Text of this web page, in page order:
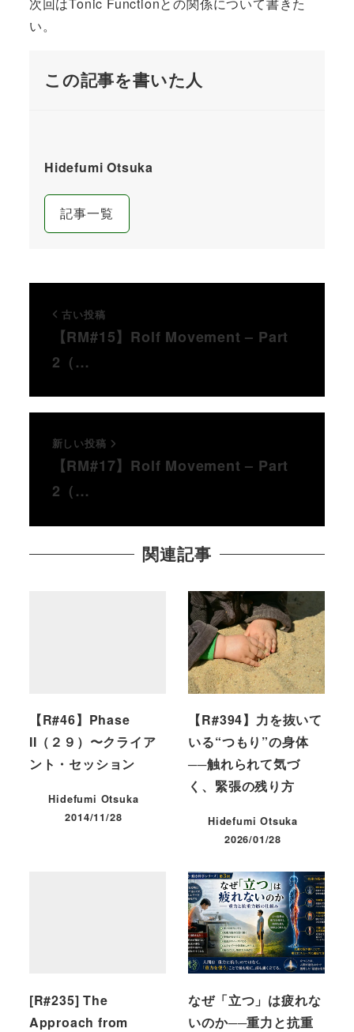
次回はTonic Functionとの関係について書きた
い。
この記事を書いた人
Hidefumi Otsuka
記事一覧
古い投稿
【RM#15】Rolf Movement – Part
2（…
新しい投稿
【RM#17】Rolf Movement – Part
2（…
関連記事
【R#46】Phase
II（２９）〜クライア
ント・セッション
Hidefumi Otsuka
投稿日
2014/11/28
【R#394】力を抜いて
いる“つもり”の身体
──触れられて気づ
く、緊張の残り方
Hidefumi Otsuka
投稿日
2026/01/28
[R#235] The
Approach from
なぜ「立つ」は疲れな
いのか──重力と抗重